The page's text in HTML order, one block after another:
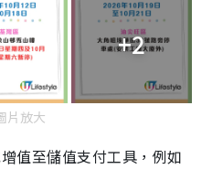
+2
片放大
值至儲值支付工具，例如